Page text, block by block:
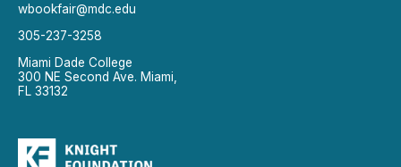
wbookfair@mdc.edu
305-237-3258
Miami Dade College
300 NE Second Ave. Miami,
FL 33132